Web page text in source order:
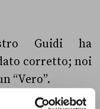
Guidi ha
corretto; noi
“Vero”.